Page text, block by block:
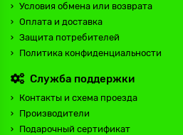
Условия обмена или возврата
Оплата и доставка
Защита потребителей
Политика конфиденциальности
Служба поддержки
Контакты и схема проезда
Производители
Подарочный сертификат